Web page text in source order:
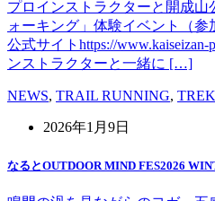
プロインストラクターと開成
ォーキング」体験イベント（参
公式サイトhttps://
ンストラクターと一緒に […]
NEWS, TRAIL RUNNING,
2026年1月9日
なるとOUTDOOR MIND FES2026